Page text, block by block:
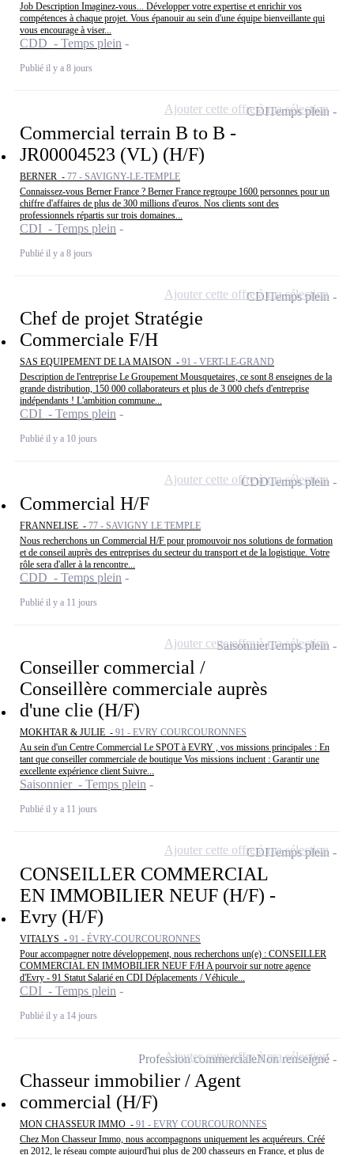
Job Description Imaginez-vous... Développer votre expertise et enrichir vos
compétences à chaque projet. Vous épanouir au sein d'une équipe bienveillante qui
vous encourage à viser...
CDD - Temps plein
Publié il y a 8 jours
Commercial terrain B to B -
JR00004523 (VL) (H/F)
BERNER - 77 - SAVIGNY-LE-TEMPLE
Connaissez-vous Berner France ? Berner France regroupe 1600 personnes pour un
chiffre d'affaires de plus de 300 millions d'euros. Nos clients sont des
professionnels répartis sur trois domaines...
CDI - Temps plein
Publié il y a 8 jours
CDITemps plein
Ajouter cette offre à ma sélection
Chef de projet Stratégie
Commerciale F/H
SAS EQUIPEMENT DE LA MAISON - 91 - VERT-LE-GRAND
Description de l'entreprise Le Groupement Mousquetaires, ce sont 8 enseignes de la
grande distribution, 150 000 collaborateurs et plus de 3 000 chefs d'entreprise
indépendants ! L'ambition commune...
CDI - Temps plein
Publié il y a 10 jours
CDITemps plein
Ajouter cette offre à ma sélection
Commercial H/F
FRANNELISE - 77 - SAVIGNY LE TEMPLE
Nous recherchons un Commercial H/F pour promouvoir nos solutions de formation
et de conseil auprès des entreprises du secteur du transport et de la logistique. Votre
rôle sera d'aller à la rencontre...
CDD - Temps plein
Publié il y a 11 jours
CDDTemps plein
Ajouter cette offre à ma sélection
Conseiller commercial /
Conseillère commerciale auprès
d'une clie (H/F)
MOKHTAR & JULIE - 91 - EVRY COURCOURONNES
Au sein d'un Centre Commercial Le SPOT à EVRY , vos missions principales : En
tant que conseiller commerciale de boutique Vos missions incluent : Garantir une
excellente expérience client Suivre...
Saisonnier - Temps plein
Publié il y a 11 jours
SaisonnierTemps plein
Ajouter cette offre à ma sélection
CONSEILLER COMMERCIAL
EN IMMOBILIER NEUF (H/F) -
Evry (H/F)
VITALYS - 91 - ÉVRY-COURCOURONNES
Pour accompagner notre développement, nous recherchons un(e) : CONSEILLER
COMMERCIAL EN IMMOBILIER NEUF F/H A pourvoir sur notre agence
d'Evry - 91 Statut Salarié en CDI Déplacements / Véhicule...
CDI - Temps plein
Publié il y a 14 jours
CDITemps plein
Ajouter cette offre à ma sélection
Chasseur immobilier / Agent
commercial (H/F)
MON CHASSEUR IMMO - 91 - EVRY COURCOURONNES
Chez Mon Chasseur Immo, nous accompagnons uniquement les acquéreurs. Créé
en 2012, le réseau compte aujourd'hui plus de 200 chasseurs en France, et plus de
Profession commercialeNon renseigné
Ajouter cette offre à ma sélection